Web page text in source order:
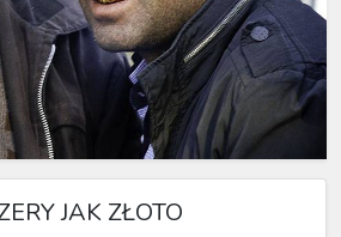
JAK ZŁOTO